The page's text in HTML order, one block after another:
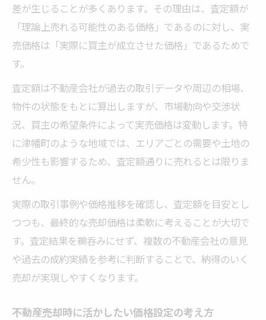
差が生じることが多くあります。その理由は、査定額が
「理論上売れる可能性のある価格」であるのに対し、実
売価格は「実際に買主が成立させた価格」であるためで
す。
査定額は不動産会社が過去の取引データや周辺の相場、
物件の状態をもとに算出しますが、市場動向や交渉状
況、買主の希望条件によって実売価格は変動します。特
に津幡町のような地域では、エリアごとの需要や土地の
希少性も影響するため、査定額通りに売れるとは限りま
せん。
実際の取引事例や価格推移を確認し、査定額を目安とし
つつも、最終的な売却価格は柔軟に考えることが大切で
す。査定結果を鵜呑みにせず、複数の不動産会社の意見
や過去の成約実績を参考に判断することで、納得のいく
売却が実現しやすくなります。
不動産売却時に活かしたい価格設定の考え方